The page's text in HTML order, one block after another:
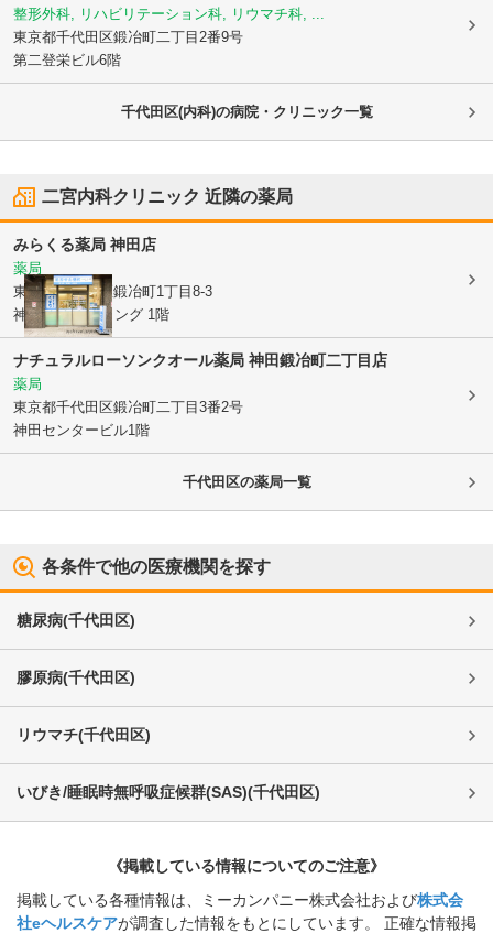
整形外科, リハビリテーション科, リウマチ科, ...
東京都千代田区鍛冶町二丁目2番9号
第二登栄ビル6階
千代田区(内科)の病院・クリニック一覧
二宮内科クリニック 近隣の薬局
みらくる薬局 神田店
薬局
東京都千代田区鍛冶町1丁目8-3
神田91ビルディング 1階
ナチュラルローソンクオール薬局 神田鍛冶町二丁目店
薬局
東京都千代田区鍛冶町二丁目3番2号
神田センタービル1階
千代田区の薬局一覧
各条件で他の医療機関を探す
糖尿病(千代田区)
膠原病(千代田区)
リウマチ(千代田区)
いびき/睡眠時無呼吸症候群(SAS)(千代田区)
《掲載している情報についてのご注意》
掲載している各種情報は、ミーカンパニー株式会社および株式会
社eヘルスケアが調査した情報をもとにしています。 正確な情報掲